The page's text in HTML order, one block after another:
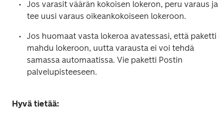
Jos varasit väärän kokoisen lokeron, peru varaus ja
tee uusi varaus oikeankokoiseen lokeroon.
Jos huomaat vasta lokeroa avatessasi, että paketti
mahdu lokeroon, uutta varausta ei voi tehdä
samassa automaatissa. Vie paketti Postin
palvelupisteeseen.
Hyvä tietää: